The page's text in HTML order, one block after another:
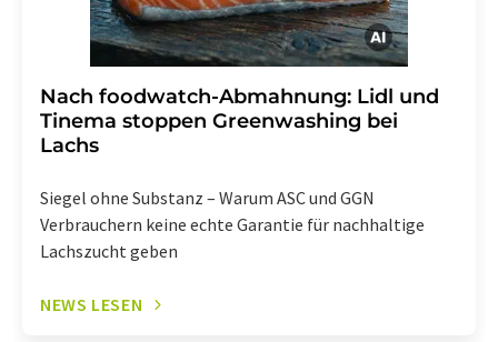
Nach foodwatch-Abmahnung: Lidl und
Tinema stoppen Greenwashing bei
Lachs
Siegel ohne Substanz – Warum ASC und GGN
Verbrauchern keine echte Garantie für nachhaltige
Lachszucht geben
NEWS LESEN